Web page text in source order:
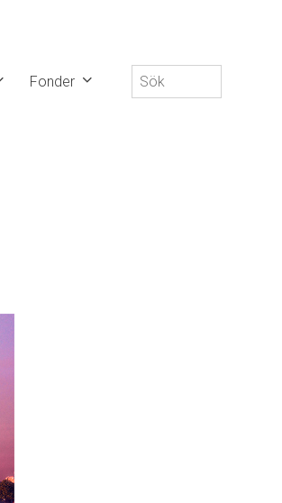
Fonder
Sök
efter: